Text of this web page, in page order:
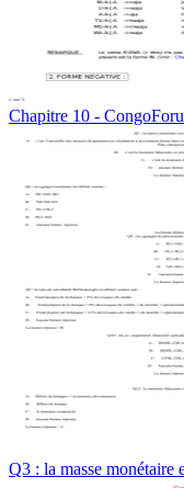
Chapitre 10 -
Q3 : la masse monétaire